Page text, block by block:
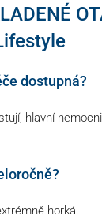
dostupná?
hlavní
horká.